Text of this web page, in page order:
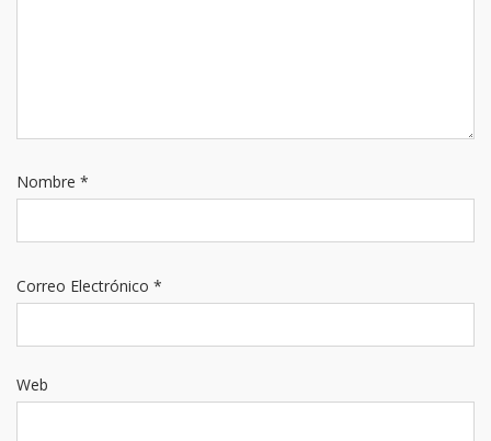
Nombre *
Correo Electrónico *
Web